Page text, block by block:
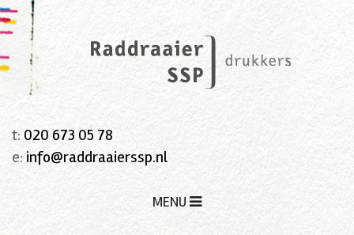
t: 020 673 05 78
e: info@raddraaierssp.nl
MENU